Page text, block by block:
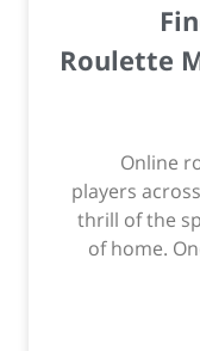
Roulette
Online
players
thrill of the
of home.